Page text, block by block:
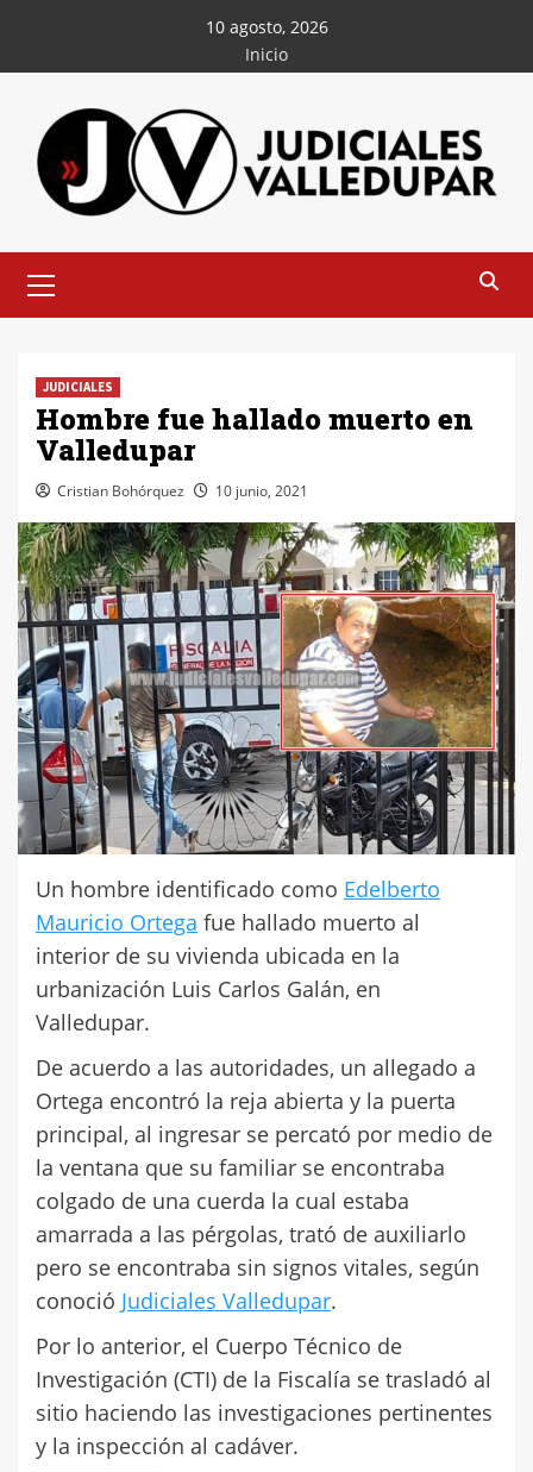
contenido
10 agosto, 2026
Inicio
principal
JUDICIALES
Hombre fue hallado muerto en
Valledupar
Cristian Bohórquez 10 junio, 2021
Un hombre identificado como Edelberto
Mauricio Ortega fue hallado muerto al
interior de su vivienda ubicada en la
urbanización Luis Carlos Galán, en
Valledupar.
De acuerdo a las autoridades, un allegado a
Ortega encontró la reja abierta y la puerta
principal, al ingresar se percató por medio de
la ventana que su familiar se encontraba
colgado de una cuerda la cual estaba
amarrada a las pérgolas, trató de auxiliarlo
pero se encontraba sin signos vitales, según
conoció Judiciales Valledupar.
Por lo anterior, el Cuerpo Técnico de
Investigación (CTI) de la Fiscalía se trasladó al
sitio haciendo las investigaciones pertinentes
y la inspección al cadáver.